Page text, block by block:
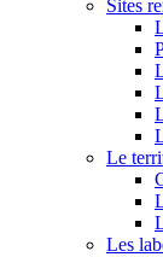
Sites
Le
Les